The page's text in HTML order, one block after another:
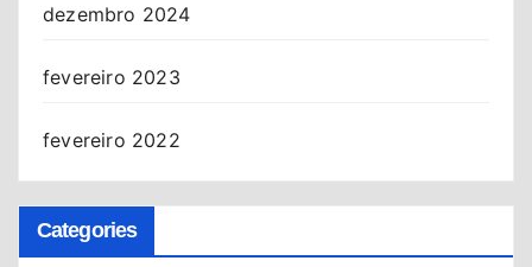
dezembro 2024
fevereiro 2023
fevereiro 2022
Categories